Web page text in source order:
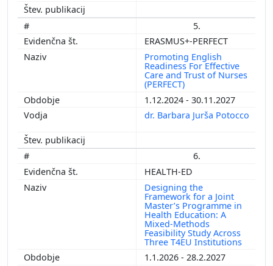
5.
ERASMUS+-PERFECT
Promoting English
Readiness For Effective
Care and Trust of Nurses
(PERFECT)
1.12.2024 - 30.11.2027
dr. Barbara Jurša Potocco
6.
HEALTH-ED
Designing the
Framework for a Joint
Master’s Programme in
Health Education: A
Mixed-Methods
Feasibility Study Across
Three T4EU Institutions
1.1.2026 - 28.2.2027